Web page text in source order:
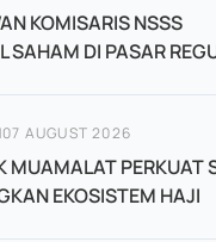
KOMISARIS NSSS
SAHAM DI PASAR
|07 AUGUST 2026
MUAMALAT PERKUAT
EKOSISTEM HAJI